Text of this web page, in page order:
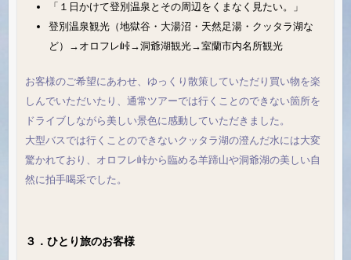
「１日かけて登別温泉とその周辺をくまなく見たい。」
登別温泉観光（地獄谷・大湯沼・天然足湯・クッタラ湖な
ど）→オロフレ峠→洞爺湖観光→室蘭市内名所観光
お客様のご希望にあわせ、ゆっくり散策していただり買い物を楽
しんでいただいたり、通常ツアーでは行くことのできない箇所を
ドライブしながら美しい景色に感動していただきました。
大型バスでは行くことのできないクッタラ湖の澄んだ水には大変
驚かれており、オロフレ峠から臨める羊蹄山や洞爺湖の美しい自
然に拍手喝采でした。
３．ひとり旅のお客様